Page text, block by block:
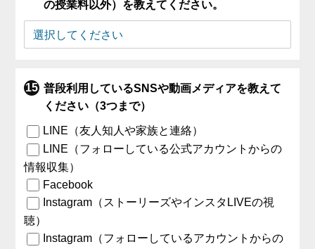
の授業料以外）を教えてください。
普段利用しているSNSや動画メディアを教えて
ください（3つまで）
LINE（友人知人や家族と連絡）
LINE（フォローしている公式アカウントからの
情報収集）
Facebook
Instagram（ストーリーズやインスタLIVEの視
聴）
Instagram（フォローしているアカウントからの